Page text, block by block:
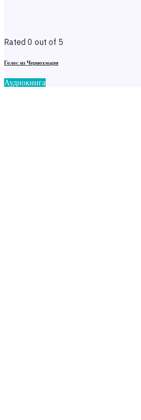
Rated 0 out of 5
Голос из Чернохмари
Аудиокнига